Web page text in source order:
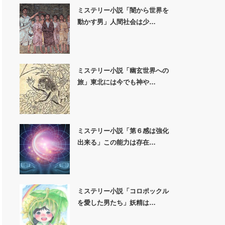
ミステリー小説「闇から世界を
動かす男」人間社会は少…
ミステリー小説「幽玄世界への
旅」東北には今でも神や…
ミステリー小説「第６感は強化
出来る」この能力は存在…
ミステリー小説「コロポックル
を愛した男たち」妖精は…